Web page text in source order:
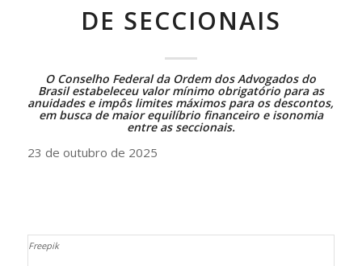
DE SECCIONAIS
O Conselho Federal da Ordem dos Advogados do
Brasilestabeleceuvalor mínimo obrigatório para as
anuidades e impôs limites máximos para os descontos,
em busca de maior equilíbrio financeiro e isonomia
entre as seccionais.
23 de outubro de 2025
Freepik